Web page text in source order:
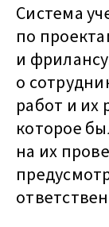
Система
по
и
о
работ и их
которое
на их